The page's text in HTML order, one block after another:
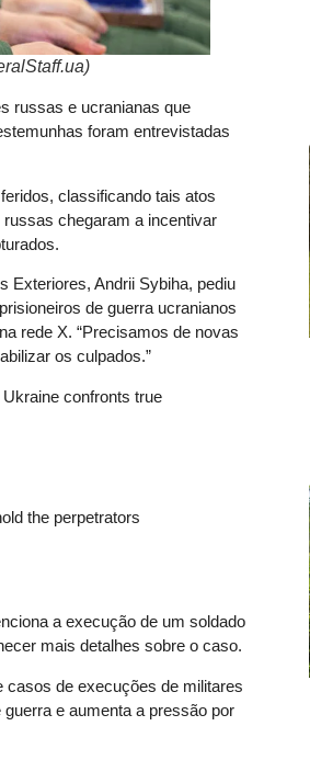
russas e ucranianas que
foram entrevistadas
classificando tais atos
chegaram a incentivar
Exteriores, Andrii Sybiha, pediu
de guerra ucranianos
rede X. “Precisamos de novas
os culpados.”
confronts true
the perpetrators
a execução de um soldado
mais detalhes sobre o caso.
casos de execuções de militares
e aumenta a pressão por